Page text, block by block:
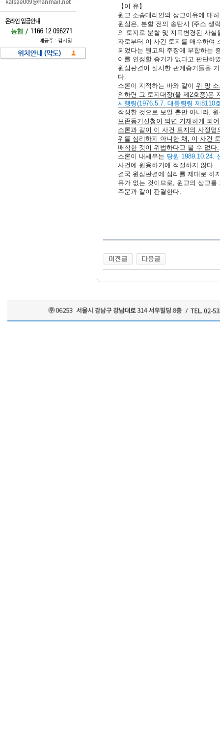
【이 유】
원고 소송대리인의 상고이유에 대
원심은, 분할 전의 송탄시 (주소 생
의 토지로 분할 및 지목변경된 사
자로부터 이 사건 토지를 매수하여
되었다는 원고의 주장에 부합하는
이를 인정할 증거가 없다고 판단하
원심판결이 설시한 관계증거들을
다.
소론이 지적하는 바와 같이 위 망
의하면 그 토지대장(을 제2호증)은
시행령(1976.5.7. 대통령령 제8110
작성한 것으로 보일 뿐만 아니라,
보존등기신청이 되면 기재하게 되
소론과 같이 이 사건 토지의 사정
위를 심리하지 아니한 채, 이 사건
배척한 것이 위법하다고 볼 수 없다.
소론이 내세우는 당원 1989.10.24.
사건에 원용하기에 적절하지 않다.
결국 원심판결에 심리를 제대로 하
유가 없는 것이므로, 원고의 상고
주문과 같이 판결한다.